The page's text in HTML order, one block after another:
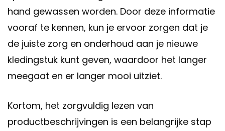
hand gewassen worden. Door deze informatie
vooraf te kennen, kun je ervoor zorgen dat je
de juiste zorg en onderhoud aan je nieuwe
kledingstuk kunt geven, waardoor het langer
meegaat en er langer mooi uitziet.
Kortom, het zorgvuldig lezen van
productbeschrijvingen is een belangrijke stap